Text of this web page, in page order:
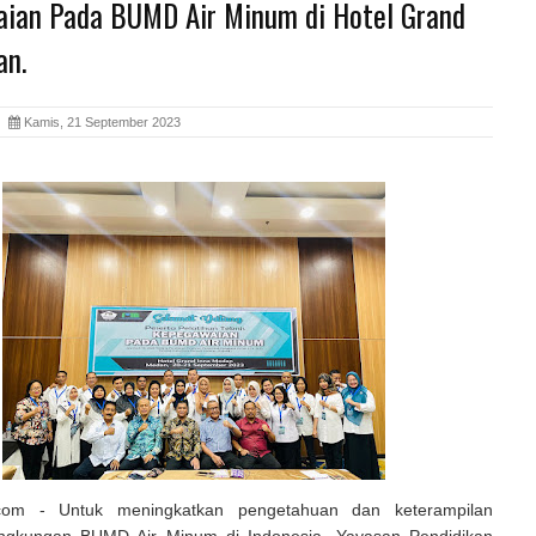
Pada BUMD Air Minum di Hotel Grand
Kamis, 21 September 2023
- Untuk meningkatkan pengetahuan dan keterampilan